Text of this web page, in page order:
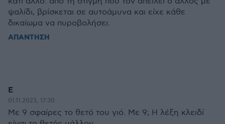
ψαλίδι, βρίσκεται σε αυτοάμυνα και είχε κάθε
δικαίωμα να πυροβολήσει.
ΑΠΑΝΤΗΣΗ
Ε
01.11.2023, 17:30
Με 9 σφαίρες το θετό του γιό. Με 9; Η λέξη κλειδί